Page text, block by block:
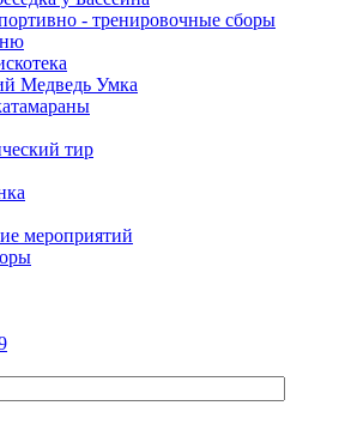
- тренировочные сборы
Медведь Умка
тир
мероприятий